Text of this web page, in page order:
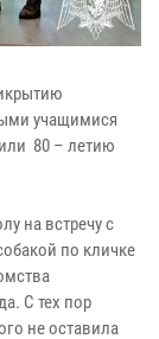
учащимися
80 – летию
на встречу с
по кличке
С тех пор
не оставила